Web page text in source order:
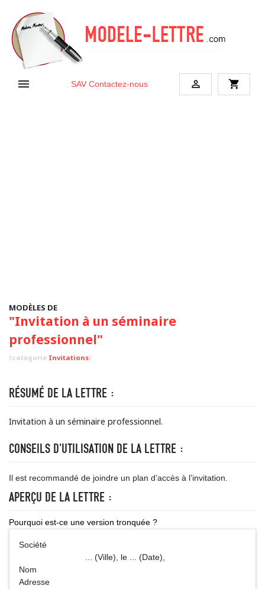
 SAV Contactez-nous  shopping_cart
MODÈLES DE
"Invitation à un séminaire
professionnel"
(categorie Invitations)
RÉSUMÉ DE LA LETTRE :
Invitation à un séminaire professionnel.
CONSEILS D'UTILISATION DE LA LETTRE :
Il est recommandé de joindre un plan d’accès à l’invitation.
APERÇU DE LA LETTRE :
Pourquoi est-ce une version tronquée ?
Société
... (Ville), le ... (Date),
Nom
Adresse